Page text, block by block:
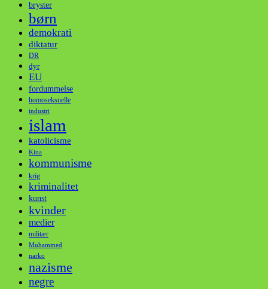
bryster
børn
demokrati
diktatur
DR
dyr
EU
fordummelse
homoseksuelle
industri
islam
katolicisme
Kina
kommunisme
krig
kriminalitet
kunst
kvinder
medier
militær
Muhammed
narko
nazisme
negre